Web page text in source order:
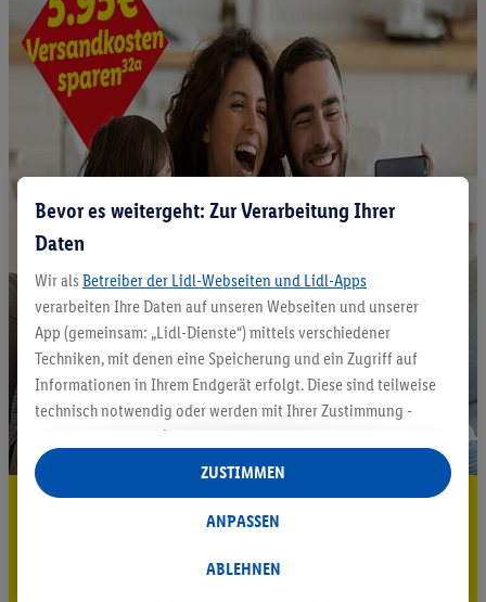
5.95 € Versand sparen³²ᵃ
Bevor es weitergeht: Zur Verarbeitung Ihrer
Daten
Wir als Betreiber der Lidl-Webseiten und Lidl-Apps
verarbeiten Ihre Daten auf unseren Webseiten und unserer
App (gemeinsam: „Lidl-Dienste“) mittels verschiedener
Techniken, mit denen eine Speicherung und ein Zugriff auf
Informationen in Ihrem Endgerät erfolgt. Diese sind teilweise
technisch notwendig oder werden mit Ihrer Zustimmung -
auch durch Partner (u.a.
Verantwortliche; im Zusammenhang mit dem IAB TCF
insgesamt
Statistik-Erstellung oder für personalisierte Werbung
Datenverarbeitungen für personalisierte Werbung werden
ABLEHNEN
ANPASSEN
ZUSTIMMEN